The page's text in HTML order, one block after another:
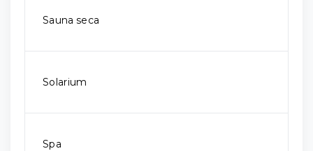
Sauna seca
Solarium
Spa